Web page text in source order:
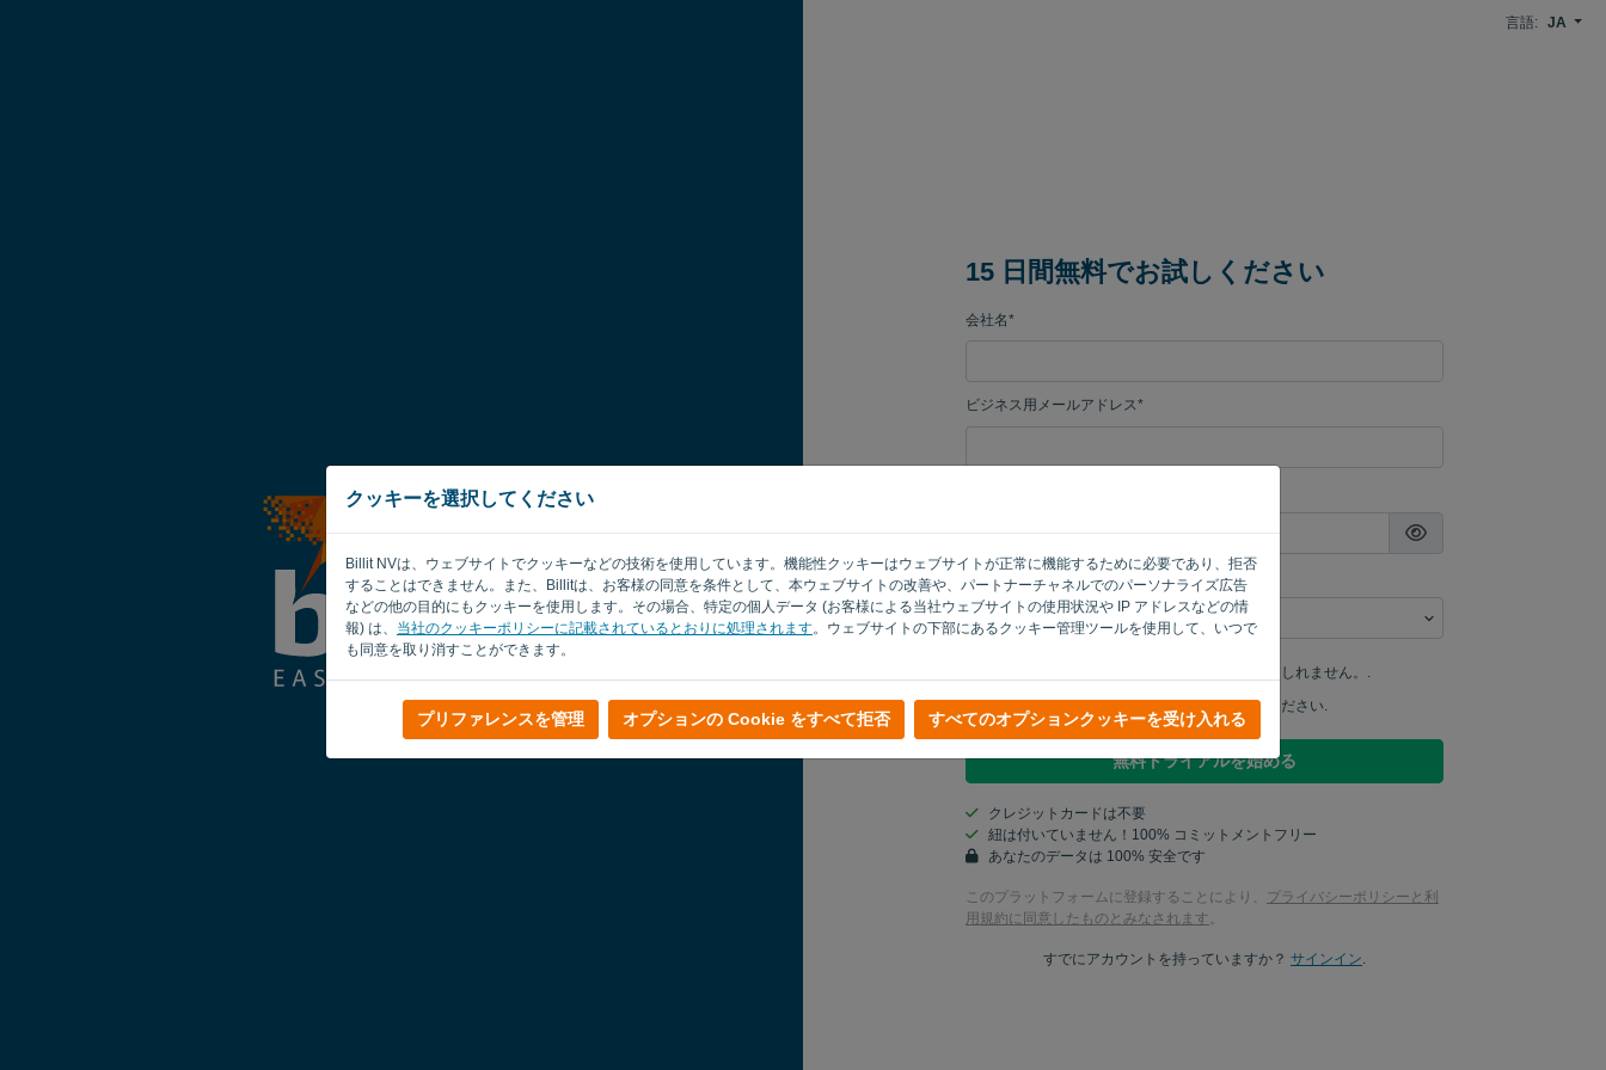
クッキーを選択してください
Billit NVは、ウェブサイトでクッキーなどの技術を使用しています。機能性クッキーはウェブサイトが正常に機能するために必要であり、拒否
することはできません。また、Billitは、お客様の同意を条件として、本ウェブサイトの改善や、パートナーチャネルでのパーソナライズ広告
などの他の目的にもクッキーを使用します。その場合、特定の個人データ (お客様による当社ウェブサイトの使用状況や IP アドレスなどの情
報) は、 当社のクッキーポリシーに記載されているとおりに処理されます。ウェブサイトの下部にあるクッキー管理ツールを使用して、いつで
も同意を取り消すことができます。
プリファレンスを管理 オプションの Cookie をすべて拒否 すべてのオプションクッキーを受け入れる
言語: JA
15 日間無料でお試しください
会社名*
ビジネス用メールアドレス*
カントリー
はい、彼は私の製品アップデートを学ぶかもしれません。.
はい、マーケティングの最新情報を送ってください.
無料トライアルを始める
クレジットカードは不要
紐は付いていません！100% コミットメントフリー
あなたのデータは 100% 安全です
このプラットフォームに登録することにより、 プライバシーポリシーと利
用規約に同意したものとみなされます。
すでにアカウントを持っていますか？ サインイン.